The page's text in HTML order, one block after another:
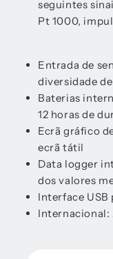
seguintes
Pt 1000,
Entrada de
diversidade
Baterias
12 horas de
Ecrã gráfico
ecrã tátil
Data logger
dos valores
Interface USB
Internacional: